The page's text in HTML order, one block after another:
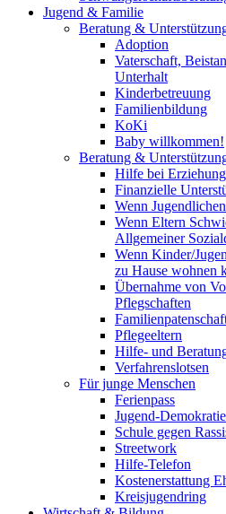
Jugend & Familie
Beratung &
Adoption
Vaterschaft,
Unterhalt
Kinderbetreuung
Familienbildung
KoKi
Baby willkommen!
Beratung &
Hilfe bei
Finanzielle
Wenn
Wenn Eltern
Allgemeiner
Wenn Kinder/
zu Hause wohnen
Übernahme von
Pflegschaften
Pflegeeltern
Hilfe- und
Verfahrenslotsen
Für junge Menschen
Ferienpass
Jugend-
Schule gegen
Streetwork
Hilfe-Telefon
Kostenerstattung
Kreisjugendring